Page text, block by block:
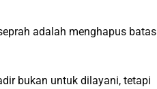
adalah menghapus batas
bukan untuk dilayani, tetapi